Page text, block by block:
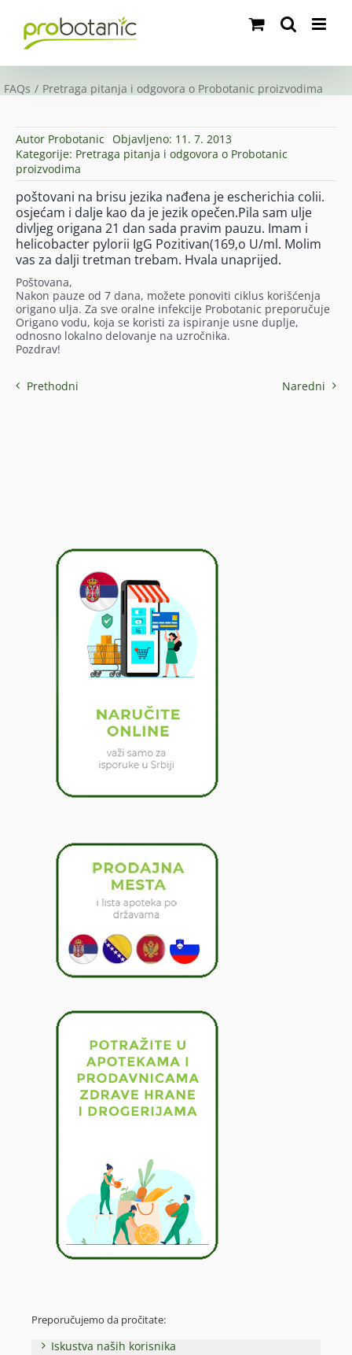
content
FAQs Pretraga pitanja i odgovora o Probotanic proizvodima
Autor Probotanic Objavljeno: 11. 7. 2013
Kategorije: Pretraga pitanja i odgovora o Probotanic
proizvodima
poštovani na brisu jezika nađena je escherichia colii.
osjećam i dalje kao da je jezik opečen.Pila sam ulje
divljeg origana 21 dan sada pravim pauzu. Imam i
helicobacter pylorii IgG Pozitivan(169,o U/ml. Molim
vas za dalji tretman trebam. Hvala unaprijed.
Poštovana,
Nakon pauze od 7 dana, možete ponoviti ciklus korišćenja
origano ulja. Za sve oralne infekcije Probotanic preporučuje
Origano vodu, koja se koristi za ispiranje usne duplje,
odnosno lokalno delovanje na uzročnika.
Pozdrav!
Prethodni Naredni
Preporučujemo da pročitate:
Iskustva naših korisnika